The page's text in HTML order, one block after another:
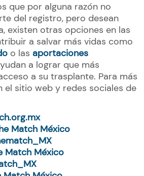
que por alguna razón no
del registro, pero desean
existen otras opciones en las
a salvar más vidas como
o las aportaciones
a lograr que más
a su trasplante. Para más
el sitio web y redes sociales de
Match México
Match México